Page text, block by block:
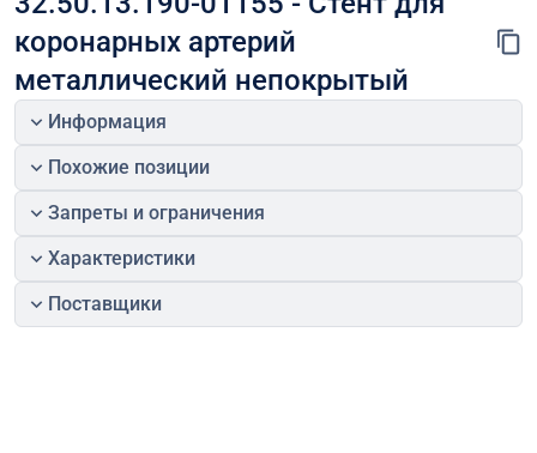
коронарных артерий
металлический непокрытый
Информация
Похожие позиции
Запреты и ограничения
Характеристики
Поставщики